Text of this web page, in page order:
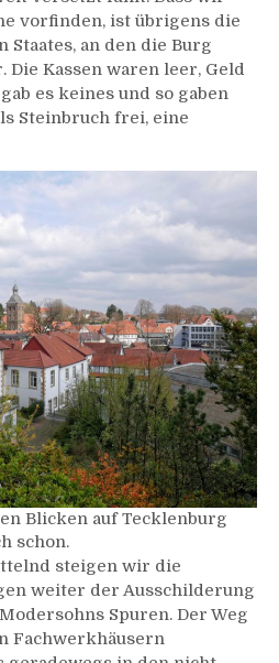
vorfinden, ist übrigens die
Staates, an den die Burg
Kassen waren leer, Geld
es keines und so gaben
Steinbruch frei, eine
Blicken auf Tecklenburg
schon.
steigen wir die
weiter der Ausschilderung
Spuren. Der Weg
Fachwerkhäusern